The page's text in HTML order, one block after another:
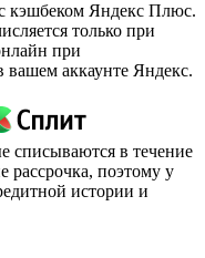
кэшбеком Яндекс Плюс.
только при
при
аккаунте Яндекс.
списываются в течение
рассрочка, поэтому у
истории и